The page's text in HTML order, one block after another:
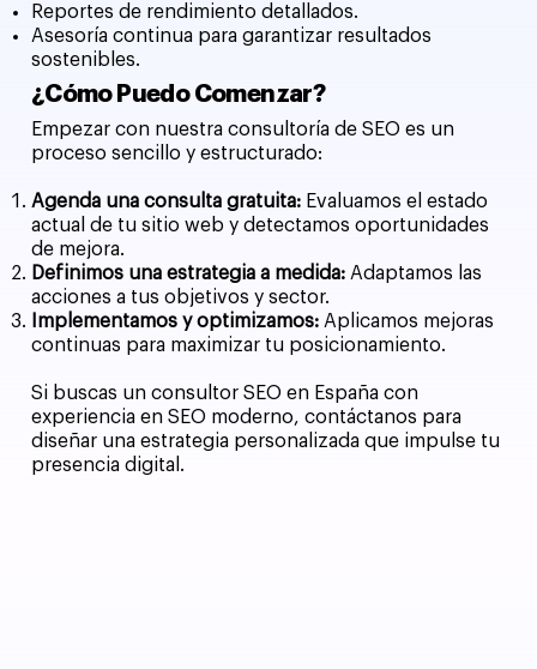
Reportes de rendimiento detallados.
Asesoría continua para garantizar resultados
sostenibles.
¿Cómo Puedo Comenzar?
Empezar con nuestra consultoría de SEO es un
proceso sencillo y estructurado:
Agenda una consulta gratuita:Evaluamos el estado
actual de tu sitio web y detectamos oportunidades
de mejora.
Definimos una estrategia a medida:Adaptamos las
acciones a tus objetivos y sector.
Implementamos y optimizamos: Aplicamos mejoras
continuas para maximizar tu posicionamiento.
Si buscas un consultor SEO en España con
experiencia en SEO moderno, contáctanos para
diseñar una estrategia personalizada que impulse tu
presencia digital.